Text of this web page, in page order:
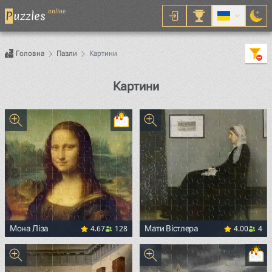
Puzzles online
Головна Пазли Картини
Картини
<p><a href="https://commons.wikimedia.org/wiki/
Мона Ліза 4.67 128
<p><a href="https://
Мати Вістлера 4.00 4